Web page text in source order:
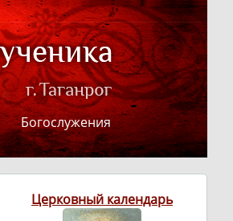
Богослужения
Церковный календарь